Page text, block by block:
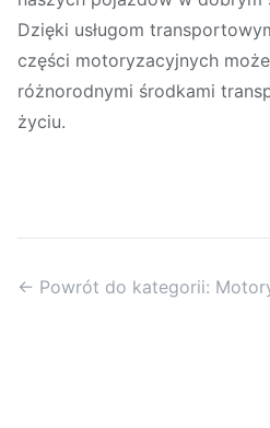
Dzięki usługom
części motoryzacyjnych
różnorodnymi środkami
życiu.
← Powrót do kategorii: